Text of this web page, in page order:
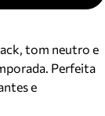
tom neutro e
Perfeita
e